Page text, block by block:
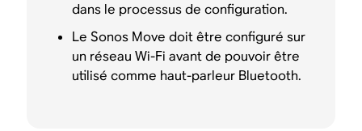
dans le processus de configuration.
Le Sonos Move doit être configuré sur
un réseau Wi-Fi avant de pouvoir être
utilisé comme haut-parleur Bluetooth.